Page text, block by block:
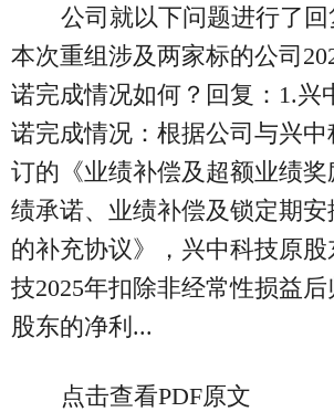
公司就以下问题进行了回
本次重组涉及两家标的公司
诺完成情况如何？回复：1.兴
诺完成情况：根据公司与兴
订的《业绩补偿及超额业绩
绩承诺、业绩补偿及锁定期
的补充协议》，兴中科技原
技2025年扣除非经常性损益后
股东的净利...
点击查看PDF原文